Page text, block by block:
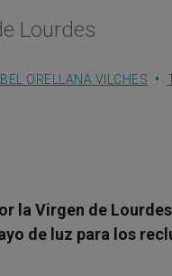
Lourdes
ORELLANA VILCHES
la Virgen de
de luz para los